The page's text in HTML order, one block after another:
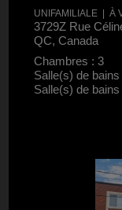
UNIFAMILIALE | À
3729Z Rue
QC, Canada
Chambres : 3
Salle(s) de bains
Salle(s) de